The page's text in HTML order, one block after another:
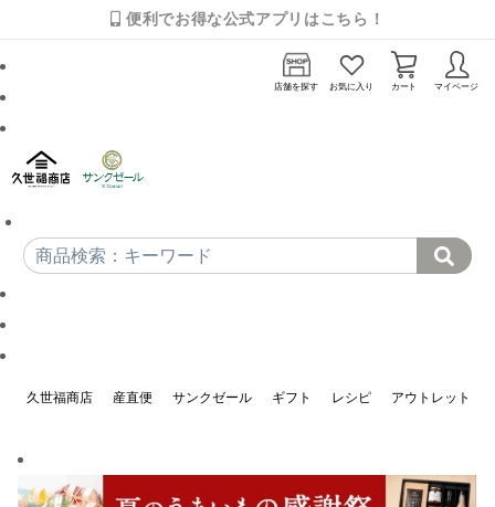
便利でお得な公式アプリはこちら！
店舗を探す お気に入り カート マイページ
久世福商店 産直便 サンクゼール ギフト レシピ アウトレット